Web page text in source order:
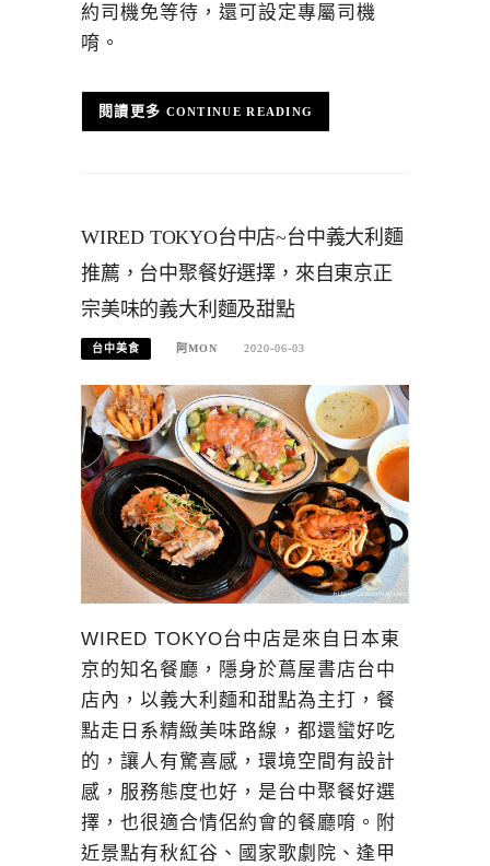
約司機免等待，還可設定專屬司機
唷。
CONTINUE READING
WIRED TOKYO台中店~台中義大利麵
推薦，台中聚餐好選擇，來自東京正
宗美味的義大利麵及甜點
台中美食 阿MON 2020-06-03
WIRED TOKYO台中店是來自日本東
京的知名餐廳，隱身於蔦屋書店台中
店內，以義大利麵和甜點為主打，餐
點走日系精緻美味路線，都還蠻好吃
的，讓人有驚喜感，環境空間有設計
感，服務態度也好，是台中聚餐好選
擇，也很適合情侶約會的餐廳唷。附
近景點有秋紅谷、國家歌劇院、逢甲